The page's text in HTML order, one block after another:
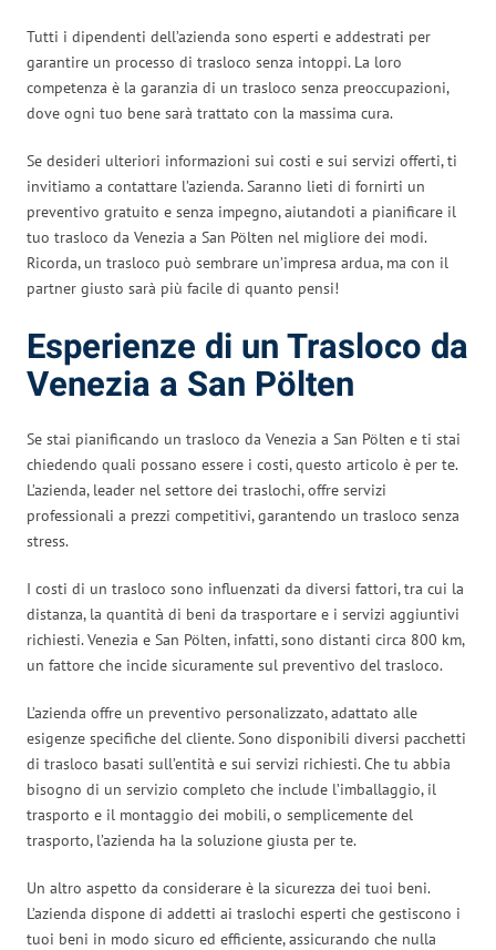
Tutti i dipendenti dell’azienda sono esperti e addestrati per
garantire un processo di trasloco senza intoppi. La loro
competenza è la garanzia di un trasloco senza preoccupazioni,
dove ogni tuo bene sarà trattato con la massima cura.
Se desideri ulteriori informazioni sui costi e sui servizi offerti, ti
invitiamo a contattare l’azienda. Saranno lieti di fornirti un
preventivo gratuito e senza impegno, aiutandoti a pianificare il
tuo trasloco da Venezia a San Pölten nel migliore dei modi.
Ricorda, un trasloco può sembrare un’impresa ardua, ma con il
partner giusto sarà più facile di quanto pensi!
Esperienze di un Trasloco da
Venezia a San Pölten
Se stai pianificando un trasloco da Venezia a San Pölten e ti stai
chiedendo quali possano essere i costi, questo articolo è per te.
L’azienda, leader nel settore dei traslochi, offre servizi
professionali a prezzi competitivi, garantendo un trasloco senza
stress.
I costi di un trasloco sono influenzati da diversi fattori, tra cui la
distanza, la quantità di beni da trasportare e i servizi aggiuntivi
richiesti. Venezia e San Pölten, infatti, sono distanti circa 800 km,
un fattore che incide sicuramente sul preventivo del trasloco.
L’azienda offre un preventivo personalizzato, adattato alle
esigenze specifiche del cliente. Sono disponibili diversi pacchetti
di trasloco basati sull’entità e sui servizi richiesti. Che tu abbia
bisogno di un servizio completo che include l’imballaggio, il
trasporto e il montaggio dei mobili, o semplicemente del
trasporto, l’azienda ha la soluzione giusta per te.
Un altro aspetto da considerare è la sicurezza dei tuoi beni.
L’azienda dispone di addetti ai traslochi esperti che gestiscono i
tuoi beni in modo sicuro ed efficiente, assicurando che nulla